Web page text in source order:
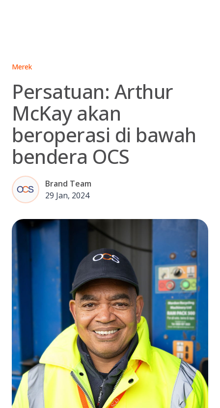
Merek
Persatuan: Arthur
McKay akan
beroperasi di bawah
bendera OCS
Brand Team
29 Jan, 2024